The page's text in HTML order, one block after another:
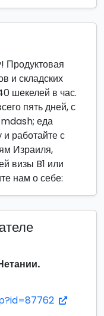
Продуктовая
и складских
шекелей в час.
пять дней, с
еда
работайте с
Израиля,
визы B1 или
нам о себе: